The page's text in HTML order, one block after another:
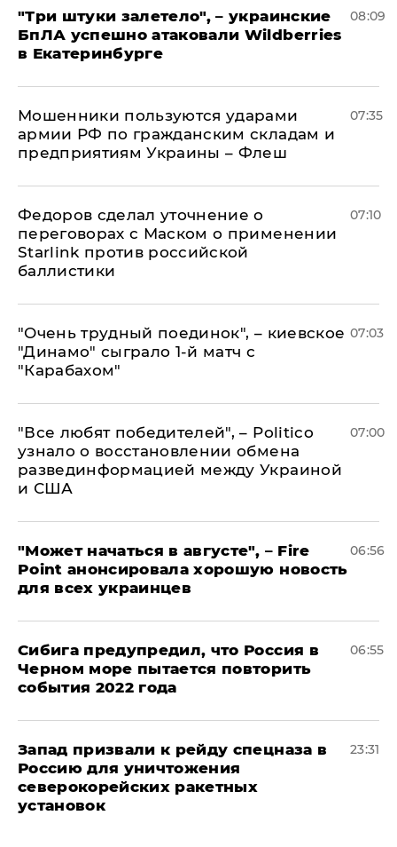
"Три штуки залетело", – украинские
БпЛА успешно атаковали Wildberries
в Екатеринбурге
08:09
Мошенники пользуются ударами
армии РФ по гражданским складам и
предприятиям Украины – Флеш
07:35
Федоров сделал уточнение о
переговорах с Маском о применении
Starlink против российской
баллистики
07:10
"Очень трудный поединок", – киевское
"Динамо" сыграло 1-й матч с
"Карабахом"
07:03
​"Все любят победителей", – Politico
узнало о восстановлении обмена
развединформацией между Украиной
и США
07:00
"Может начаться в августе", – Fire
Point анонсировала хорошую новость
для всех украинцев
06:56
Сибига предупредил, что Россия в
Черном море пытается повторить
события 2022 года
06:55
Запад призвали к рейду спецназа в
Россию для уничтожения
северокорейских ракетных
установок
23:31